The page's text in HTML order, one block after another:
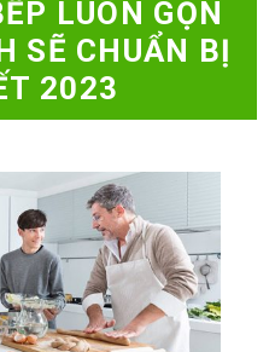
LUÔN GỌN
SẼ CHUẨN BỊ
2023